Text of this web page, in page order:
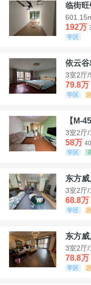
临街
192万
学区
依云
3室2厅/
79.8万
学区
【M-
3室2厅/
58万
学区
东方
3室2厅/
68.8万
学区
东方
3室2厅/
78.8万
学区